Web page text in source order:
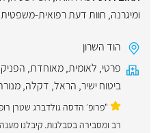
ומיגרנה, חוות דעת רפואית-משפטית
הוד השרון
פרטי, לאומית,מאוחדת,
ביטוח ישיר, הראל, דקלה,
"פרופ׳ הדסה גולדברג שטרן
רב ומסבירה בסבלנות. קיבלנו